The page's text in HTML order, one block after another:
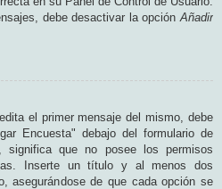
debe desactivar la opciónAñadir
el primer mensaje del mismo, debe
Encuesta" debajo del formulario de
que no posee los permisos
Inserte un título y al menos dos
asegurándose de que cada opción se